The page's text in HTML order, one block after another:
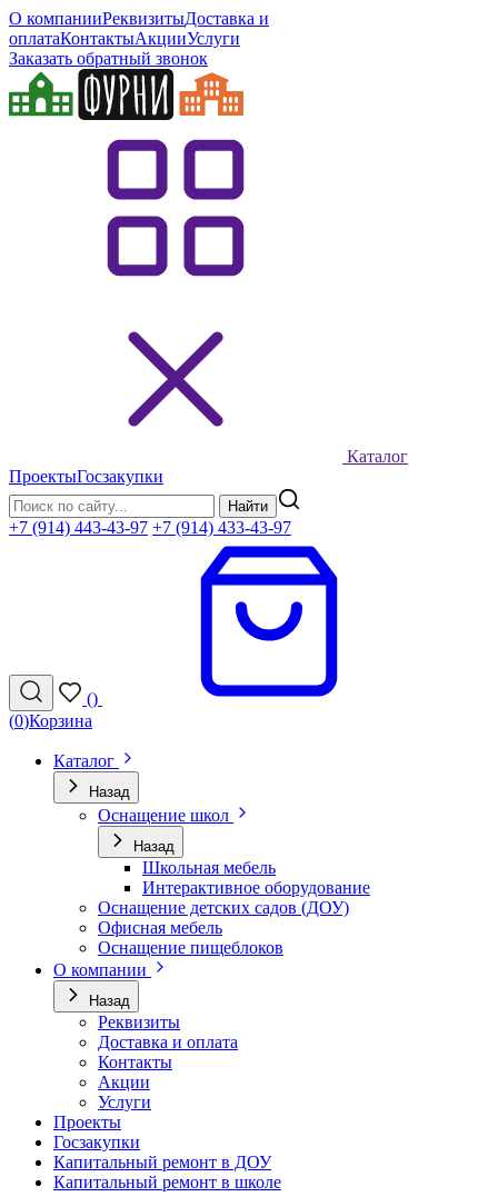
О компанииРеквизитыДоставка и
оплатаКонтактыАкцииУслуги
Заказать обратный звонок
Каталог
ПроектыГосзакупки
Найти
+7 (914) 443-43-97 +7 (914) 433-43-97
()
(0)Корзина
Каталог
Назад
Оснащение школ
Назад
Школьная мебель
Интерактивное оборудование
Оснащение детских садов (ДОУ)
Офисная мебель
Оснащение пищеблоков
О компании
Назад
Реквизиты
Доставка и оплата
Контакты
Акции
Услуги
Проекты
Госзакупки
Капитальный ремонт в ДОУ
Капитальный ремонт в школе